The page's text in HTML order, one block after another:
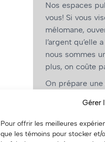
Gérer
Pour offrir les meilleures
que les témoins pour stocker et/
Nos espaces
vous! Si vous
mélomane,
l’argent qu’elle
nous sommes
plus, on coûte
On prépare
vous, les